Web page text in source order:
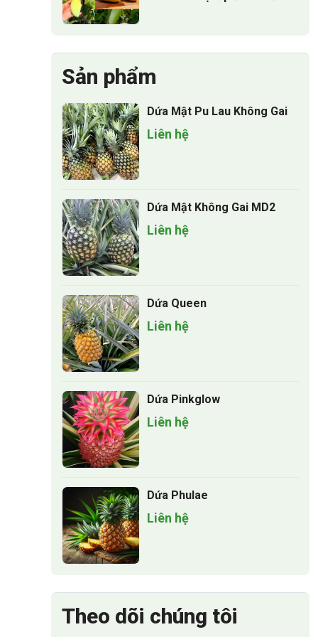
Sản phẩm
Dứa Mật Pu Lau Không Gai
Liên hệ
Dứa Mật Không Gai MD2
Liên hệ
Dứa Queen
Liên hệ
Dứa Pinkglow
Liên hệ
Dứa Phulae
Liên hệ
Theo dõi chúng tôi